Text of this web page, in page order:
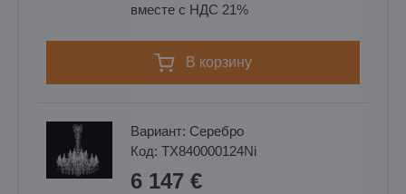
вместе с НДС 21%
в корзину
Вариант: Cеребро
Код: TX840000124Ni
6 147 €